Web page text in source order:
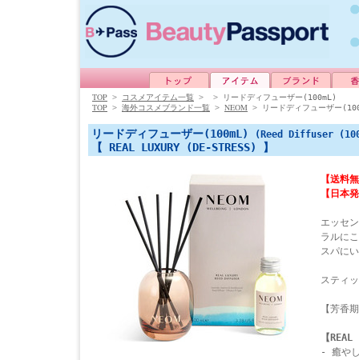
TOP > コスメアイテム一覧 > > リードディフューザー(100mL)
TOP > 海外コスメブランド一覧 > NEOM > リードディフューザー
リードディフューザー(100mL) (Reed Diffuser
【 REAL LUXURY (DE-STRESS) 】
【送料
【日本
エッセ
ラルに
スパに
スティ
【芳香
【
- 癒や